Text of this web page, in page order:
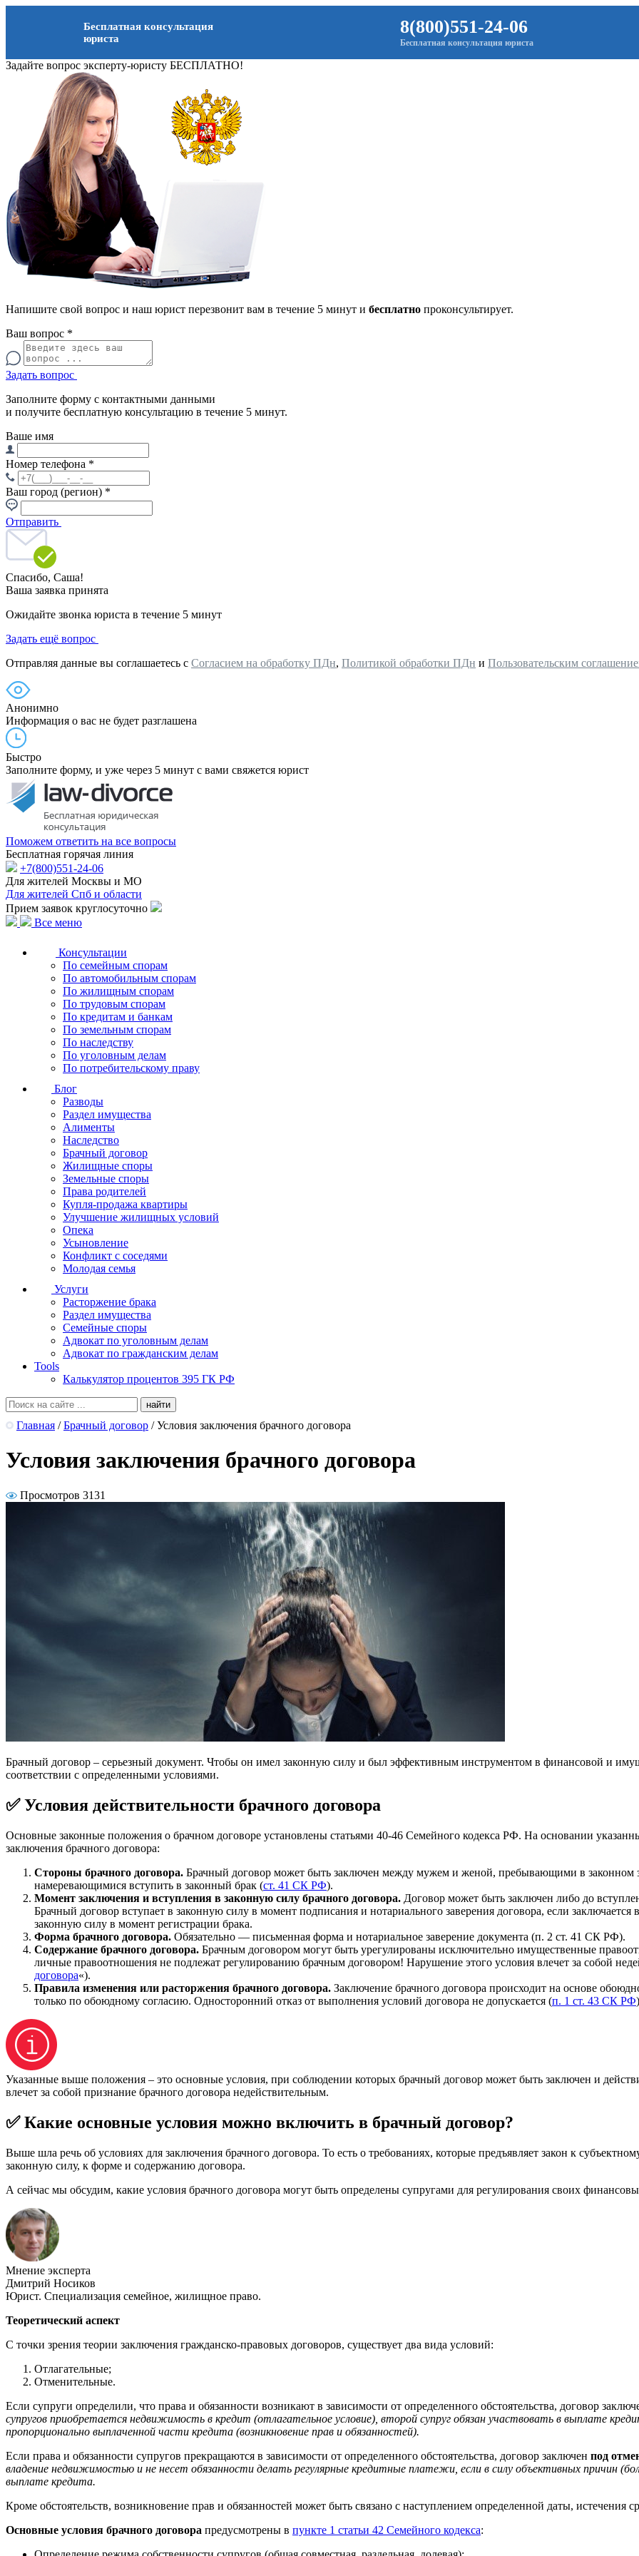
Бесплатная консультация
юриста
8(800)551-24-06
Бесплатная консультация юриста
Задайте вопрос эксперту-юристу БЕСПЛАТНО!
Напишите свой вопрос и наш юрист перезвонит вам в течение 5 минут и бесплатно проконсультирует.
Ваш вопрос *
Задать вопрос
Заполните форму с контактными данными
и получите бесплатную консультацию в течение 5 минут.
Ваше имя
Номер телефона *
Ваш город (регион) *
Отправить
Спасибо, Саша!
Ваша заявка принята
Ожидайте звонка юриста в течение 5 минут
Задать ещё вопрос
Отправляя данные вы соглашаетесь с Согласием на обработку ПДн, Политикой обработки ПДн и Пользовательским
Анонимно
Информация о вас не будет разглашена
Быстро
Заполните форму, и уже через 5 минут с вами свяжется юрист
Поможем ответить на все вопросы
Бесплатная горячая линия
+7(800)551-24-06
Для жителей Москвы и МО
Для жителей Спб и области
Прием заявок круглосуточно
Все меню
Консультации
По семейным спорам
По автомобильным спорам
По жилищным спорам
По трудовым спорам
По кредитам и банкам
По земельным спорам
По наследству
По уголовным делам
По потребительскому праву
Блог
Разводы
Раздел имущества
Алименты
Наследство
Брачный договор
Жилищные споры
Земельные споры
Права родителей
Купля-продажа квартиры
Улучшение жилищных условий
Опека
Усыновление
Конфликт с соседями
Молодая семья
Услуги
Расторжение брака
Раздел имущества
Семейные споры
Адвокат по уголовным делам
Адвокат по гражданским делам
Tools
Калькулятор процентов 395 ГК РФ
Главная / Брачный договор / Условия заключения брачного договора
Условия заключения брачного договора
Просмотров 3131
Брачный договор – серьезный документ. Чтобы он имел законную силу и был эффективным инструментом в финансовой и
соответствии с определенными условиями.
✅ Условия действительности брачного договора
Основные законные положения о брачном договоре установлены статьями 40-46 Семейного кодекса РФ. На основании
заключения брачного договора:
Стороны брачного договора. Брачный договор может быть заключен между мужем и женой, пребывающими в
намеревающимися вступить в законный брак (ст. 41 СК РФ).
Момент заключения и вступления в законную силу брачного договора. Договор может быть заключен либо до
Брачный договор вступает в законную силу в момент подписания и нотариального заверения договора, если заключается
законную силу в момент регистрации брака.
Форма брачного договора. Обязательно — письменная форма и нотариальное заверение документа (п. 2 ст. 41 СК РФ).
Содержание брачного договора. Брачным договором могут быть урегулированы исключительно имущественные
личные правоотношения не подлежат регулированию брачным договором! Нарушение этого условия влечет за собой
договора«).
Правила изменения или расторжения брачного договора. Заключение брачного договора происходит на основе
только по обоюдному согласию. Односторонний отказ от выполнения условий договора не допускается (п. 1 ст. 43 СК РФ
Указанные выше положения – это основные условия, при соблюдении которых брачный договор может быть заключен и
влечет за собой признание брачного договора недействительным.
✅ Какие основные условия можно включить в брачный договор?
Выше шла речь об условиях для заключения брачного договора. То есть о требованиях, которые предъявляет закон к
законную силу, к форме и содержанию договора.
А сейчас мы обсудим, какие условия брачного договора могут быть определены супругами для регулирования своих
Мнение эксперта
Дмитрий Носиков
Юрист. Специализация семейное, жилищное право.
Теоретический аспект
С точки зрения теории заключения гражданско-правовых договоров, существует два вида условий:
Отлагательные;
Отменительные.
Если супруги определили, что права и обязанности возникают в зависимости от определенного обстоятельства, договор
супругов приобретается недвижимость в кредит (отлагательное условие), второй супруг обязан участвовать в выплате
пропорционально выплаченной части кредита (возникновение прав и обязанностей).
Если права и обязанности супругов прекращаются в зависимости от определенного обстоятельства, договор заключен под
владение недвижимостью и не несет обязанности делать регулярные кредитные платежи, если в силу объективных причин
выплате кредита.
Кроме обстоятельств, возникновение прав и обязанностей может быть связано с наступлением определенной даты, истечения
Основные условия брачного договора предусмотрены в пункте 1 статьи 42 Семейного кодекса: